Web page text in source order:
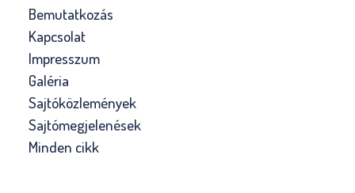
Bemutatkozás
Kapcsolat
Impresszum
Galéria
Sajtóközlemények
Sajtómegjelenések
Minden cikk